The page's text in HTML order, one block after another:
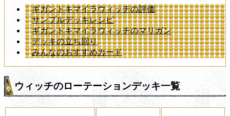
ギガントキマイラウィッチの評価
サンプルデッキレシピ
ギガントキマイラウィッチのマリガン
デッキの立ち回り
みんなのおすすめカード
ウィッチのローテーションデッキ一覧